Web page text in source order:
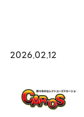
2026.02.12